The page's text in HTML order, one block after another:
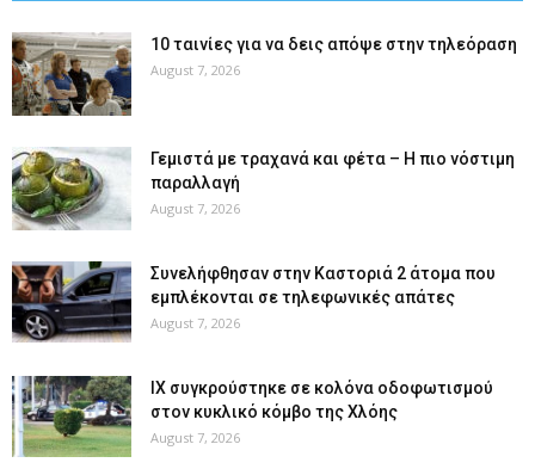
10 ταινίες για να δεις απόψε στην τηλεόραση
August 7, 2026
Γεμιστά με τραχανά και φέτα – Η πιο νόστιμη
παραλλαγή
August 7, 2026
Συνελήφθησαν στην Καστοριά 2 άτομα που
εμπλέκονται σε τηλεφωνικές απάτες
August 7, 2026
ΙΧ συγκρούστηκε σε κολόνα οδοφωτισμού
στον κυκλικό κόμβο της Χλόης
August 7, 2026